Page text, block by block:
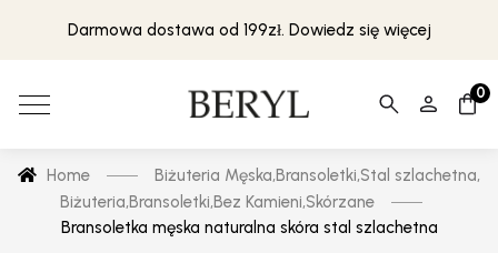
Darmowa dostawa od 199zł. Dowiedz się więcej
0
Home Biżuteria Męska,Bransoletki,Stal szlachetna,
Biżuteria,Bransoletki,Bez Kamieni,Skórzane
Bransoletka męska naturalna skóra stal szlachetna